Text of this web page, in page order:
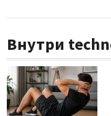
Внутри